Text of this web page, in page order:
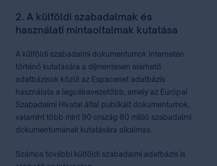
2. A külföldi szabadalmak és
használati mintaoltalmak kutatása
A külföldi szabadalmi dokumentumok Interneten
történő kutatására a díjmentesen elérhető
adatbázisok közül az Espacenet adatbázis
használata a legcélravezetőbb, amely az Európai
Szabadalmi Hivatal által publikált dokumentumok,
valamint több mint 90 ország 80 millió szabadalmi
dokumentumának kutatására alkalmas.
Számos további külföldi szabadalmi adatbázis is